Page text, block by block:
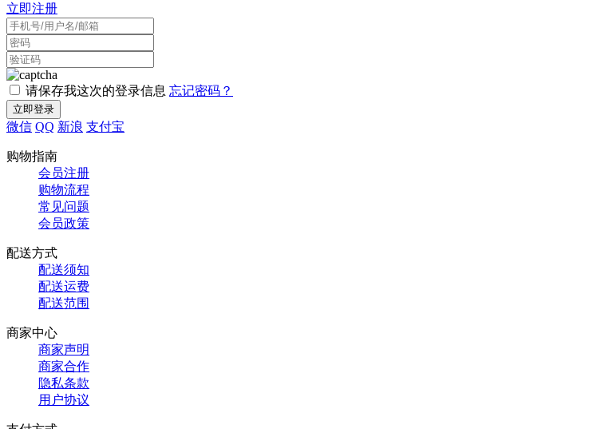
立即注册
请保存我这次的登录信息 忘记密码？
微信 QQ 新浪 支付宝
购物指南
会员注册
购物流程
常见问题
会员政策
配送方式
配送须知
配送运费
配送范围
商家中心
商家声明
商家合作
隐私条款
用户协议